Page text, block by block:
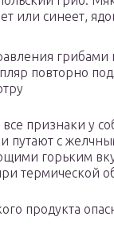
или синеет,
грибами
повторно
признаки у
путают с
горьким
термической
продукта